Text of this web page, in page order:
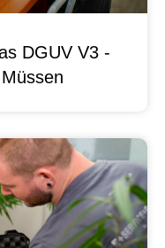
DGUV V3 -